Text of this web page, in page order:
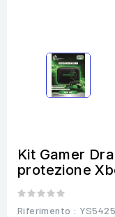
Kit Gamer
protezione
Riferimento :